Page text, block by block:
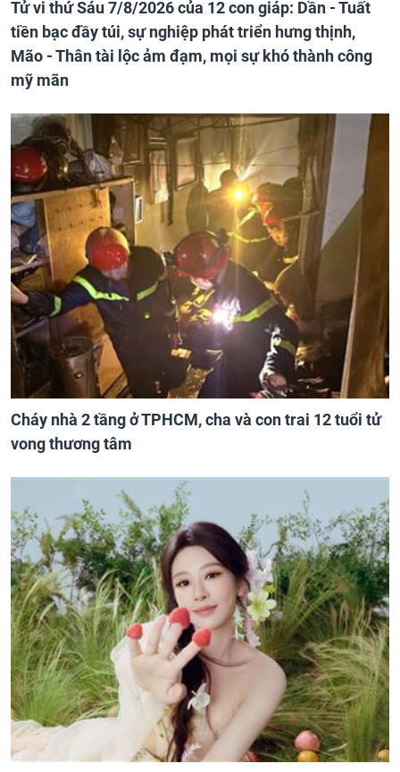
Tử vi thứ Sáu 7/8/2026 của 12 con giáp: Dần - Tuất
tiền bạc đầy túi, sự nghiệp phát triển hưng thịnh,
Mão - Thân tài lộc ảm đạm, mọi sự khó thành công
mỹ mãn
Cháy nhà 2 tầng ở TPHCM, cha và con trai 12 tuổi tử
vong thương tâm